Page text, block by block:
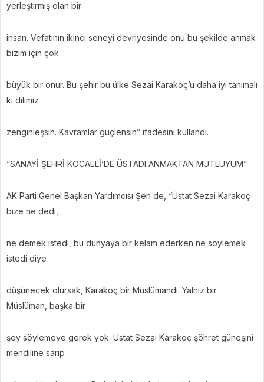
yerleştirmiş olan bir
insan. Vefatının ikinci seneyi devriyesinde onu bu şekilde anmak
bizim için çok
büyük bir onur. Bu şehir bu ülke Sezai Karakoç’u daha iyi tanımalı
ki dilimiz
zenginleşsin. Kavramlar güçlensin” ifadesini kullandı.
“SANAYİ ŞEHRİ KOCAELİ’DE ÜSTADI ANMAKTAN MUTLUYUM”
AK Parti Genel Başkan Yardımcısı Şen de, “Üstat Sezai Karakoç
bize ne dedi,
ne demek istedi, bu dünyaya bir kelam ederken ne söylemek
istedi diye
düşünecek olursak, Karakoç bir Müslümandı. Yalnız bir
Müslüman, başka bir
şey söylemeye gerek yok. Üstat Sezai Karakoç şöhret güneşini
mendiline sarıp